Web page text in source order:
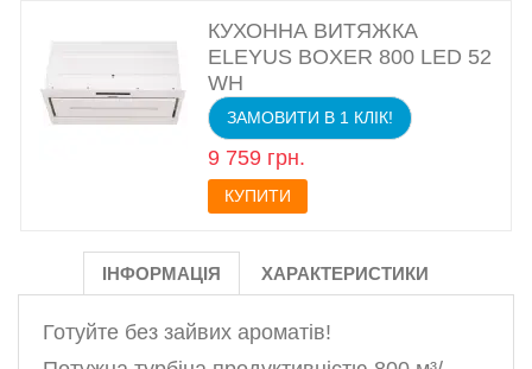
КУХОННА ВИТЯЖКА
ELEYUS BOXER 800 LED 52
WH
ЗАМОВИТИ В 1 КЛІК!
9 759 грн.
КУПИТИ
ІНФОРМАЦІЯ ХАРАКТЕРИСТИКИ
Готуйте без зайвих ароматів!